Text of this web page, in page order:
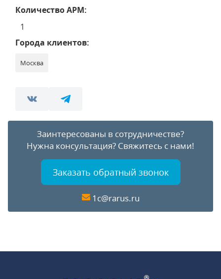
Количество АРМ:
1
Города клиентов:
Москва
Заинтересованы в сотрудничестве?
Нужна консультация? Свяжитесь с нами!
Заказать обратный звонок
1c@rarus.ru